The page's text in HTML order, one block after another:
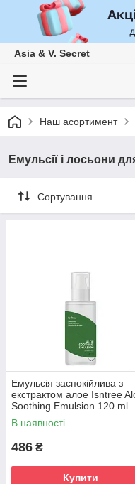
Asia & V. Secret
Наш асортимент
Емульсії і лосьони
Сортування
Емульсія заспокійлива з
екстрактом алое Isntree
Soothing Emulsion 120 ml
В наявності
486 ₴
Купити